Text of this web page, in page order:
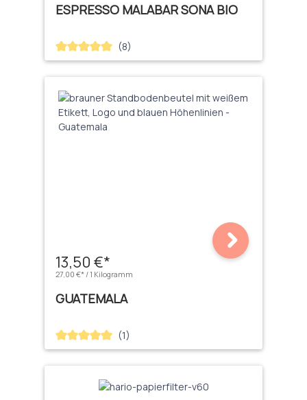
ESPRESSO MALABAR SONA BIO
Durchschnittliche Bewertung von 5 von 5 Sternen
(8)
13,50 €*
27,00 €* / 1 Kilogramm
GUATEMALA
Durchschnittliche Bewertung von 5 von 5 Sternen
(1)